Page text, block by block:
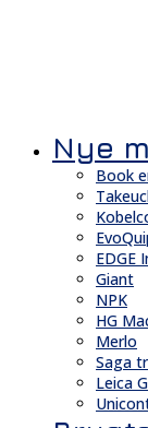
Nye
Book
EDGE
Giant
NPK
HG
Merlo
Saga
Leica